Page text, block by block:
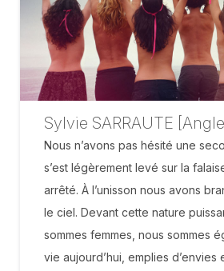
Sylvie SARRAUTE
Nous n’avons pas hésité une
s’est légèrement levé sur la
arrêté. À l’unisson nous avons
le ciel. Devant cette nature
sommes femmes, nous sommes
vie aujourd’hui, emplies d’envies